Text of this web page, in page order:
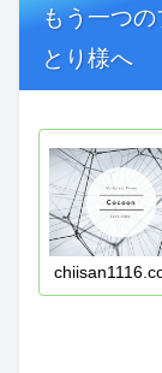
もう一つ
とり様へ